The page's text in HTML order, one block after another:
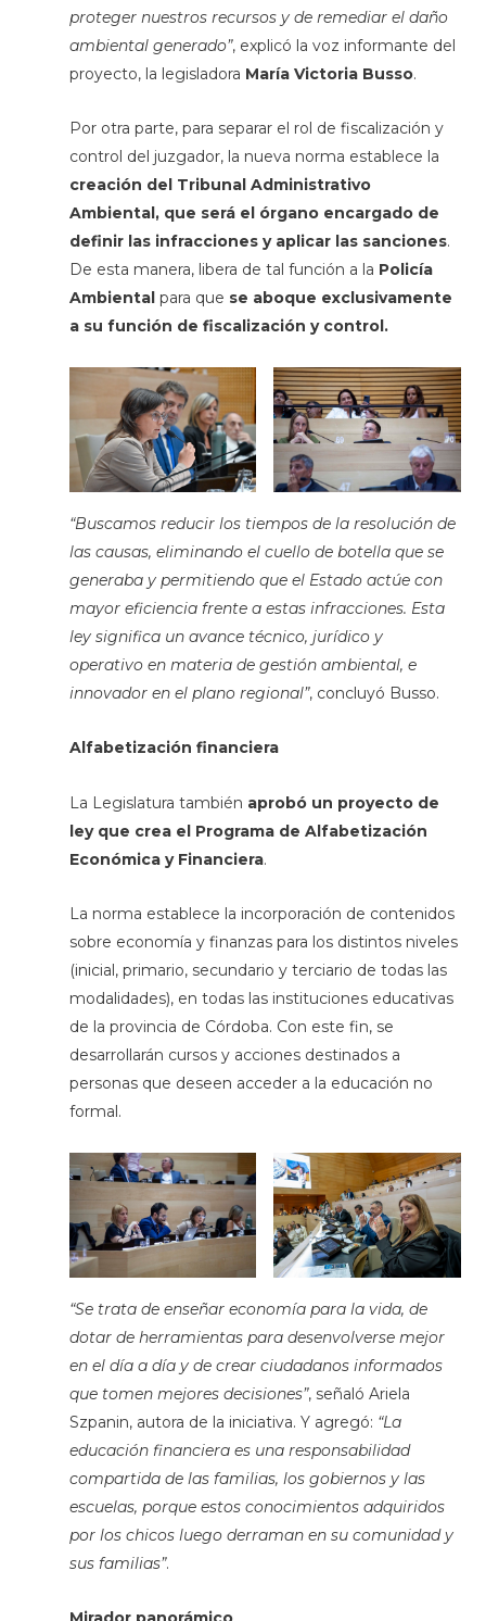
proteger nuestros recursos y de remediar el daño
ambiental generado”, explicó la voz informante del
proyecto, la legisladora María Victoria Busso.
Por otra parte, para separar el rol de fiscalización y
control del juzgador, la nueva norma establece la
creación del Tribunal Administrativo
Ambiental, que será el órgano encargado de
definir las infracciones y aplicar las sanciones.
De esta manera, libera de tal función a la Policía
Ambiental para que se aboque exclusivamente
a su función de fiscalización y control.
“Buscamos reducir los tiempos de la resolución de
las causas, eliminando el cuello de botella que se
generaba y permitiendo que el Estado actúe con
mayor eficiencia frente a estas infracciones. Esta
ley significa un avance técnico, jurídico y
operativo en materia de gestión ambiental, e
innovador en el plano regional”, concluyó Busso.
Alfabetización financiera
La Legislatura también aprobó un proyecto de
ley que crea el Programa de Alfabetización
Económica y Financiera.
La norma establece la incorporación de contenidos
sobre economía y finanzas para los distintos niveles
(inicial, primario, secundario y terciario de todas las
modalidades), en todas las instituciones educativas
de la provincia de Córdoba. Con este fin, se
desarrollarán cursos y acciones destinados a
personas que deseen acceder a la educación no
formal.
“Se trata de enseñar economía para la vida, de
dotar de herramientas para desenvolverse mejor
en el día a día y de crear ciudadanos informados
que tomen mejores decisiones”, señaló Ariela
Szpanin, autora de la iniciativa. Y agregó: “La
educación financiera es una responsabilidad
compartida de las familias, los gobiernos y las
escuelas, porque estos conocimientos adquiridos
por los chicos luego derraman en su comunidad y
sus familias”.